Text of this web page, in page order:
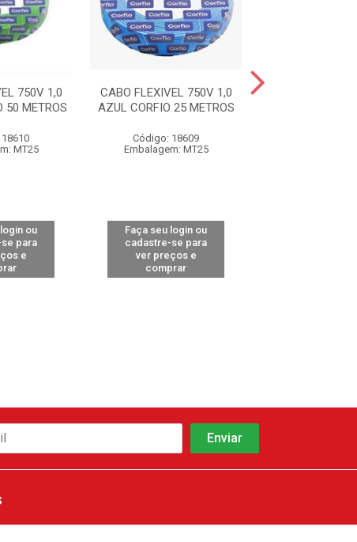
750V 1,0
50 METROS
MT25
ou
para
e
CABO FLEXIVEL 750V 1,0
AZUL CORFIO 25 METROS
Código: 18609
Embalagem: MT25
Faça seu login ou
cadastre-se para
ver preços e
comprar